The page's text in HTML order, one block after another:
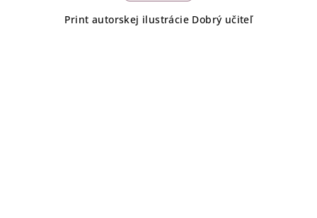
Print autorskej ilustrácie Dobrý učiteľ